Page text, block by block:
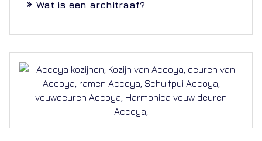
Wat is een architraaf?